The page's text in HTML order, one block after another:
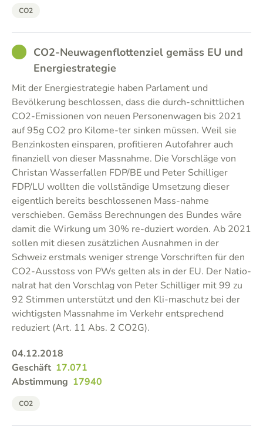
CO2
GOODCO2-Neuwagenflottenziel gemäss EU und
Energiestrategie
Mit der Energiestrategie haben Parlament und
Bevölkerung beschlossen, dass die durch-schnittlichen
CO2-Emissionen von neuen Personenwagen bis 2021
auf 95g CO2 pro Kilome-ter sinken müssen. Weil sie
Benzinkosten einsparen, profitieren Autofahrer auch
finanziell von dieser Massnahme. Die Vorschläge von
Christan Wasserfallen FDP/BE und Peter Schilliger
FDP/LU wollten die vollständige Umsetzung dieser
eigentlich bereits beschlossenen Mass-nahme
verschieben. Gemäss Berechnungen des Bundes wäre
damit die Wirkung um 30% re-duziert worden. Ab 2021
sollen mit diesen zusätzlichen Ausnahmen in der
Schweiz erstmals weniger strenge Vorschriften für den
CO2-Ausstoss von PWs gelten als in der EU. Der Natio-
nalrat hat den Vorschlag von Peter Schilliger mit 99 zu
92 Stimmen unterstützt und den Kli-maschutz bei der
wichtigsten Massnahme im Verkehr entsprechend
reduziert (Art. 11 Abs. 2 CO2G).
04.12.2018
Geschäft 17.071
Abstimmung 17940
CO2